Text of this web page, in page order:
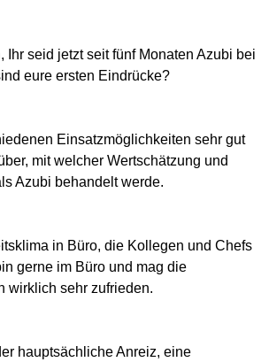
Ihr seid jetzt seit fünf Monaten Azubi bei
eure ersten Eindrücke?
Einsatzmöglichkeiten sehr gut
mit welcher Wertschätzung und
Azubi behandelt werde.
in Büro, die Kollegen und Chefs
gerne im Büro und mag die
wirklich sehr zufrieden.
hauptsächliche Anreiz, eine